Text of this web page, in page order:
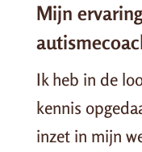
Mijn
Ik heb in de
kennis
inzet in mijn